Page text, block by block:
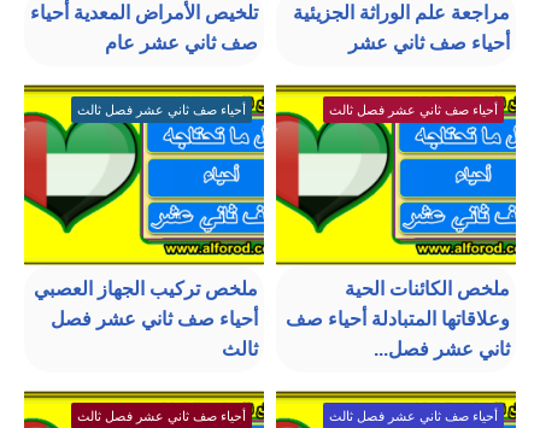
مراجعة علم الوراثة الجزيئية
أحياء صف ثاني عشر
تلخيص الأمراض المعدية أحياء
صف ثاني عشر عام
أحياء صف ثاني عشر فصل ثالث
ملخص الكائنات الحية
وعلاقاتها المتبادلة أحياء صف
ثاني عشر فصل...
أحياء صف ثاني عشر فصل ثالث
ملخص تركيب الجهاز العصبي
أحياء صف ثاني عشر فصل
ثالث
أحياء صف ثاني عشر فصل ثالث أحياء صف ثاني عشر فصل ثالث